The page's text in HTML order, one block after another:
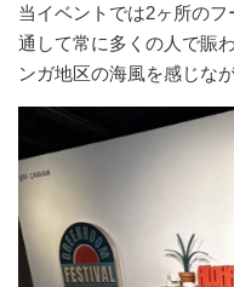
当イベントでは2ヶ所の
通して常に多くの人で賑
ンガ地区の海風を感じな